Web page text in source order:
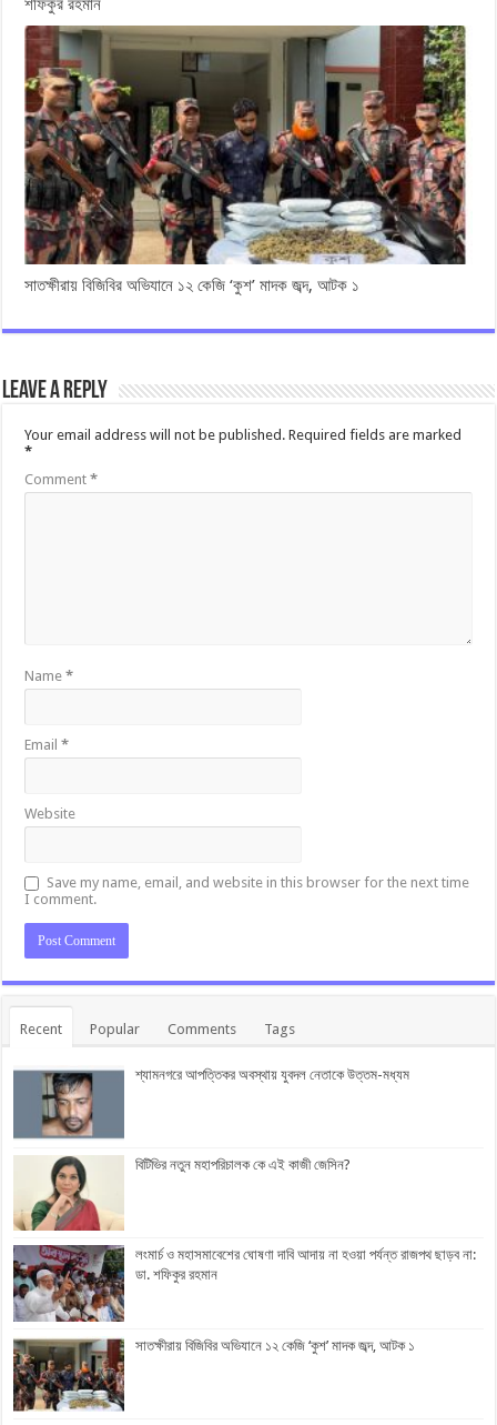
শফিকুর রহমান
সাতক্ষীরায় বিজিবির অভিযানে ১২ কেজি ‘কুশ’ মাদক জব্দ, আটক ১
Leave a Reply
Your email address will not be published. Required fields are marked
*
Comment*
Name*
Email*
Website
Save my name, email, and website in this browser for the next time
I comment.
Recent Popular Comments Tags
শ্যামনগরে আপত্তিকর অবস্থায় যুবদল নেতাকে উত্তম-মধ্যম
বিটিভির নতুন মহাপরিচালক কে এই কাজী জেসিন?
লংমার্চ ও মহাসমাবেশের ঘোষণা দাবি আদায় না হওয়া পর্যন্ত রাজপথ ছাড়ব না:
ডা. শফিকুর রহমান
সাতক্ষীরায় বিজিবির অভিযানে ১২ কেজি ‘কুশ’ মাদক জব্দ, আটক ১